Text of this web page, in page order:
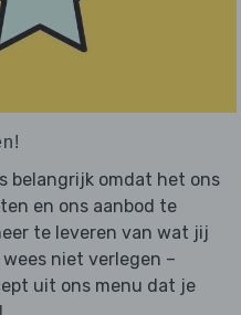
belangrijk omdat het ons
en ons aanbod te
te leveren van wat jij
niet verlegen –
uit ons menu dat je